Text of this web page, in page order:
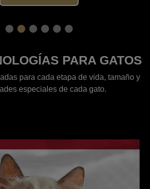
PARA GATOS
para cada etapa de vida, tamaño y
especiales de cada gato.